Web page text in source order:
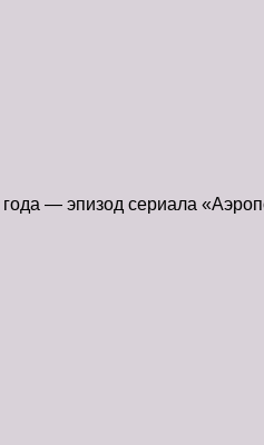
— эпизод сериала